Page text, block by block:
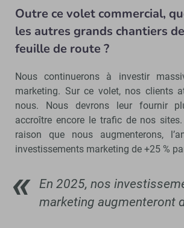
Outre ce volet commercial,
les autres grands chantiers
feuille de route ?
Nous continuerons à investir
marketing. Sur ce volet, nos clients
nous. Nous devrons leur fournir
accroître encore le trafic de nos sites.
raison que nous augmenterons,
investissements marketing de +25 %
En 2025, nos
marketing augmenteront